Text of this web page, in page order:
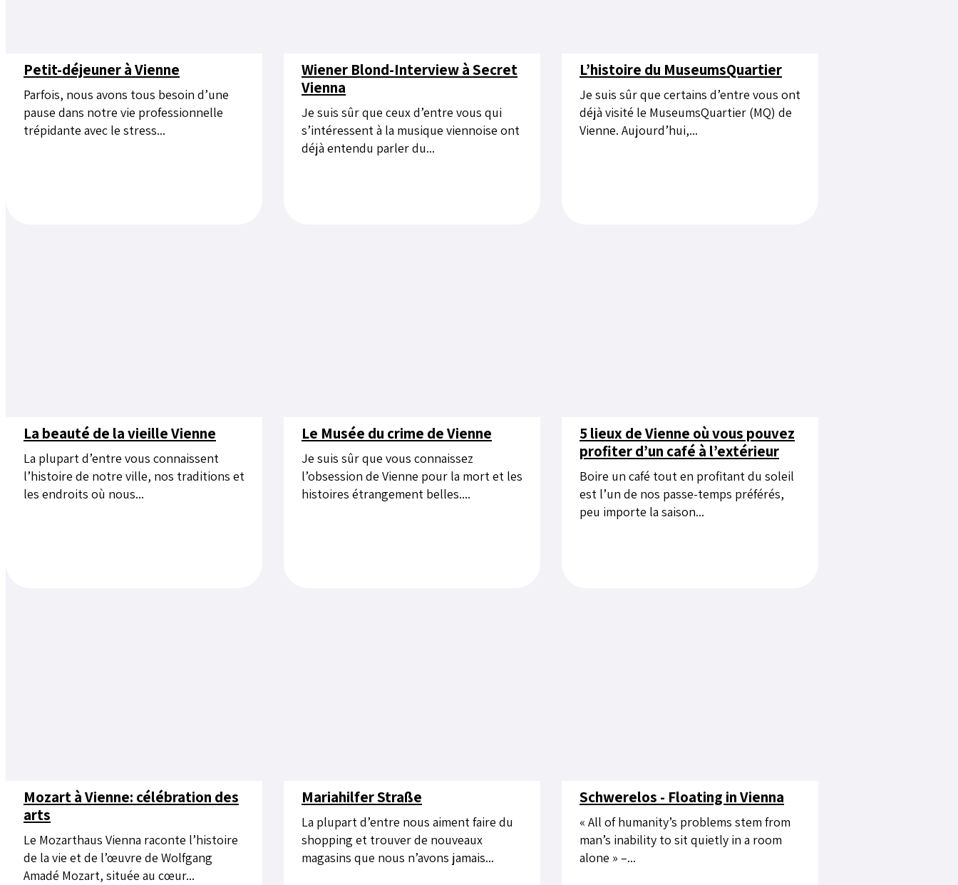
Petit-déjeuner à Vienne
Parfois, nous avons tous besoin d’une
pause dans notre vie professionnelle
trépidante avec le stress...
Wiener Blond-Interview à Secret
Vienna
Je suis sûr que ceux d’entre vous qui
s’intéressent à la musique viennoise ont
déjà entendu parler du...
L’histoire du MuseumsQuartier
Je suis sûr que certains d’entre vous ont
déjà visité le MuseumsQuartier (MQ) de
Vienne. Aujourd’hui,...
La beauté de la vieille Vienne
La plupart d’entre vous connaissent
l’histoire de notre ville, nos traditions et
les endroits où nous...
Le Musée du crime de Vienne
Je suis sûr que vous connaissez
l’obsession de Vienne pour la mort et les
histoires étrangement belles....
5 lieux de Vienne où vous pouvez
profiter d’un café à l’extérieur
Boire un café tout en profitant du soleil
est l’un de nos passe-temps préférés,
peu importe la saison...
Mozart à Vienne: célébration des
arts
Le Mozarthaus Vienna raconte l’histoire
de la vie et de l’œuvre de Wolfgang
Amadé Mozart, située au cœur...
Mariahilfer Straße
La plupart d’entre nous aiment faire du
shopping et trouver de nouveaux
magasins que nous n’avons jamais...
Schwerelos - Floating in Vienna
« All of humanity’s problems stem from
man’s inability to sit quietly in a room
alone » –...